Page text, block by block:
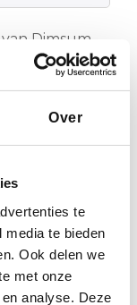
Over
te
te bieden
Ook delen we
met onze
analyse. Deze
van Dimsum
Reizen